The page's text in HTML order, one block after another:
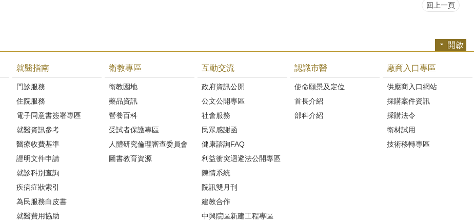
回上一頁
開啟
就醫指南
門診服務
住院服務
電子同意書簽署專區
就醫資訊參考
醫療收費基準
證明文件申請
就診科別查詢
疾病症狀索引
為民服務白皮書
就醫費用協助
衛教專區
衛教園地
藥品資訊
營養百科
受試者保護專區
人體研究倫理審查委員會
圖書教育資源
互動交流
政府資訊公開
公文公開專區
社會服務
民眾感謝函
健康諮詢FAQ
利益衝突迴避法公開專區
陳情系統
院訊雙月刊
建教合作
中興院區新建工程專區
認識市醫
使命願景及定位
首長介紹
部科介紹
廠商入口專區
供應商入口網站
採購案件資訊
採購法令
衛材試用
技術移轉專區